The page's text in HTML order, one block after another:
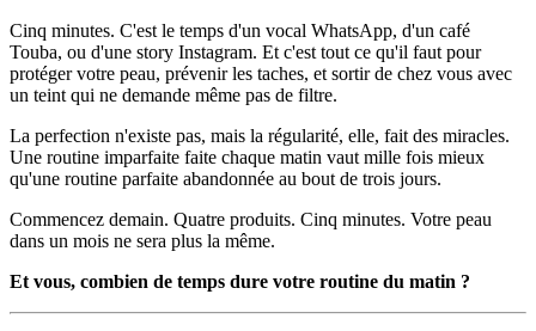
Cinq minutes. C'est le temps d'un vocal WhatsApp, d'un café
Touba, ou d'une story Instagram. Et c'est tout ce qu'il faut pour
protéger votre peau, prévenir les taches, et sortir de chez vous avec
un teint qui ne demande même pas de filtre.
La perfection n'existe pas, mais la régularité, elle, fait des miracles.
Une routine imparfaite faite chaque matin vaut mille fois mieux
qu'une routine parfaite abandonnée au bout de trois jours.
Commencez demain. Quatre produits. Cinq minutes. Votre peau
dans un mois ne sera plus la même.
Et vous, combien de temps dure votre routine du matin ?